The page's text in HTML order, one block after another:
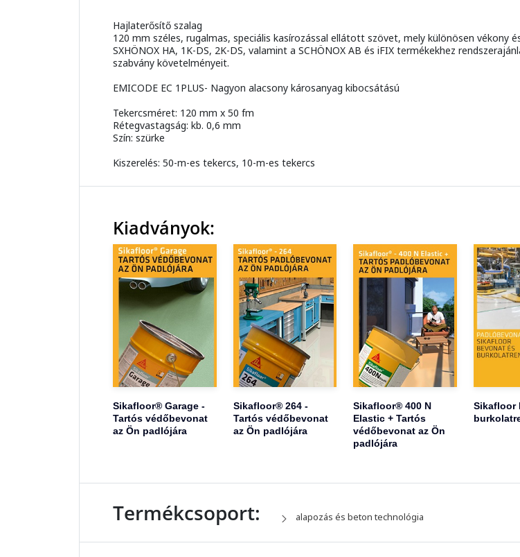
Hajlaterősítő szalag
120 mm széles, rugalmas, speciális kasírozással ellátott szövet, mely különösen vékony
SXHÖNOX HA, 1K-DS, 2K-DS, valamint a SCHÖNOX AB és iFIX termékekhez
szabvány követelményeit.
EMICODE EC 1PLUS- Nagyon alacsony károsanyag kibocsátású
Tekercsméret: 120 mm x 50 fm
Rétegvastagság: kb. 0,6 mm
Szín: szürke
Kiszerelés: 50-m-es tekercs, 10-m-es tekercs
Kiadványok:
Sikafloor® Garage -
Tartós védőbevonat
az Ön padlójára
Sikafloor® 264 -
Tartós védőbevonat
az Ön padlójára
Sikafloor® 400 N
Elastic + Tartós
védőbevonat az Ön
padlójára
Sikafloor
Termékcsoport: alapozás és beton technológia